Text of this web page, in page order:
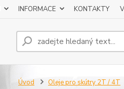
INFORMACE KONTAKTY
Úvod Oleje pro skútry 2T / 4T